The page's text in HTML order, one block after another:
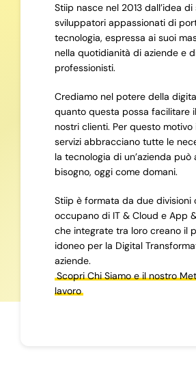
Stiip nasce nel 2013 dall’idea
sviluppatori appassionati di
tecnologia, espressa ai suoi
nella quotidianità di aziende e
professionisti.
Crediamo nel potere della
quanto questa possa facilitare
nostri clienti. Per questo motivo
servizi abbracciano tutte le
la tecnologia di un’azienda può
bisogno, oggi come domani.
Stiip è formata da due divisioni
occupano di IT & Cloud e App
che integrate tra loro creano il
idoneo per la Digital
aziende.
Scopri Chi Siamo e il nostro
lavoro